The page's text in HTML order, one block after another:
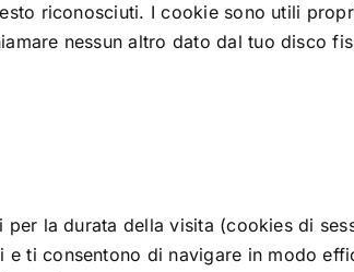
riconosciuti. I cookie sono utili
nessun altro dato dal tuo disco
la durata della visita (cookies di
ti consentono di navigare in modo